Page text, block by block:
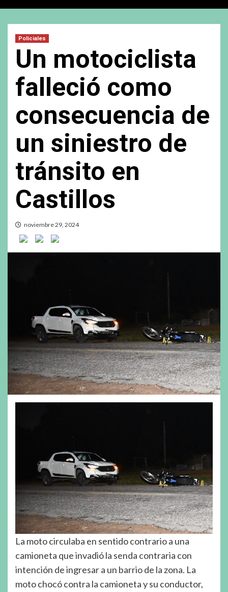
Policiales
Un motociclista
falleció como
consecuencia de
un siniestro de
tránsito en
Castillos
noviembre 29, 2024
La moto circulaba en sentido contrario a una
camioneta que invadió la senda contraria con
intención de ingresar a un barrio de la zona. La
moto chocó contra la camioneta y su conductor,